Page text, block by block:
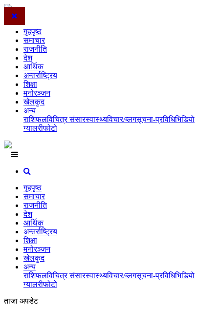
गृहपृष्ठ
समाचार
राजनीति
देश
आर्थिक
अन्तर्राष्ट्रिय
शिक्षा
मनोरञ्जन
खेलकुद
अन्य
राशिफलविचित्र संसारस्वास्थ्यविचार/ब्लगसूचना-प्रविधिभिडियो
ग्यालरीफोटो
गृहपृष्ठ
समाचार
राजनीति
देश
आर्थिक
अन्तर्राष्ट्रिय
शिक्षा
मनोरञ्जन
खेलकुद
अन्य
राशिफलविचित्र संसारस्वास्थ्यविचार/ब्लगसूचना-प्रविधिभिडियो
ग्यालरीफोटो
ताजा अपडेट